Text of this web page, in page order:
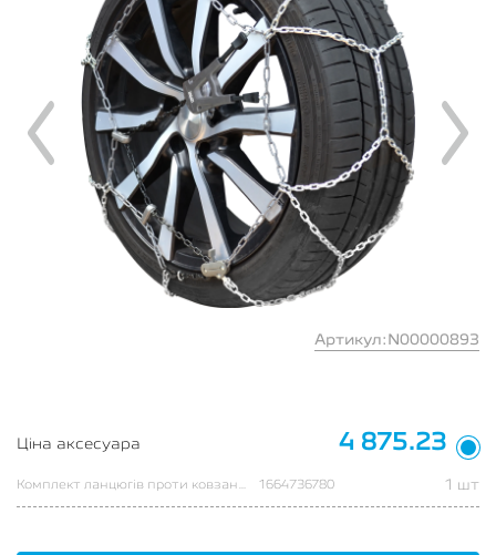
Артикул:N00000893
Ціна аксесуара 4 875.23
Комплект ланцюгів проти ковзання XK9 130 1664736780 1 шт